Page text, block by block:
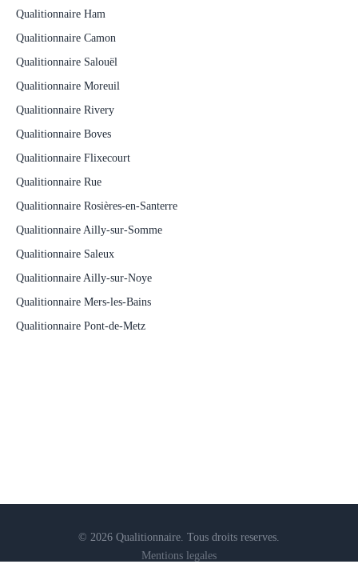
Qualitionnaire Ham
Qualitionnaire Camon
Qualitionnaire Salouël
Qualitionnaire Moreuil
Qualitionnaire Rivery
Qualitionnaire Boves
Qualitionnaire Flixecourt
Qualitionnaire Rue
Qualitionnaire Rosières-en-Santerre
Qualitionnaire Ailly-sur-Somme
Qualitionnaire Saleux
Qualitionnaire Ailly-sur-Noye
Qualitionnaire Mers-les-Bains
Qualitionnaire Pont-de-Metz
© 2026 Qualitionnaire. Tous droits reserves.
Mentions legales